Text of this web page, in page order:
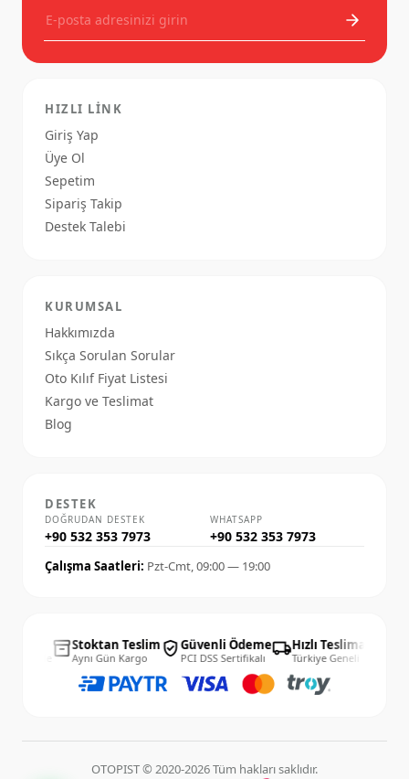
HIZLI LINK
Giriş Yap
Üye Ol
Sepetim
Sipariş Takip
Destek Talebi
KURUMSAL
Hakkımızda
Sıkça Sorulan Sorular
Oto Kılıf Fiyat Listesi
Kargo ve Teslimat
Blog
DESTEK
DOĞRUDAN DESTEK
+90 532 353 7973
WHATSAPP
+90 532 353 7973
Çalışma Saatleri: Pzt-Cmt, 09:00 — 19:00
inventory_2Stoktan Teslim
Aynı Gün Kargo verified_userGüvenli Ödeme
PCI DSS Sertifikalı local_shippingHızlı Teslimat
Türkiye Geneli
OTOPIST © 2020-2026 Tüm hakları saklıdır.